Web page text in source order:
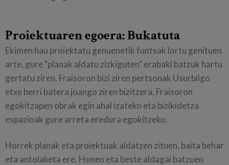
Proiektuaren egoera: Bukatuta
Ekimen hau proiektatu genuenetik funtsak lortu genituen
arte, gure "planak aldatu zizkiguten" erabaki batzuk hartu
gertatu ziren. Fraisoron bizi ziren pertsonak Usurbilgo
etxe berri batera joango ziren bizitzera, Fraisoron
egokitzapen obrak egin ahal izateko eta bizikidetza
espazioak gure arreta eredura egokitzeko.
Horrek planak eta proiektuak aldatzen zituen, baita behar
eta antolaketa ere. Honen eta beste aldagai batzuen